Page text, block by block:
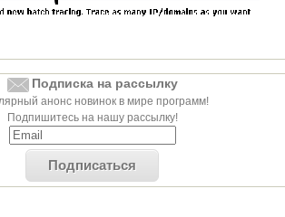
Подписка на рассылку
анонс новинок в мире программ!
Подпишитесь на нашу рассылку!
Подписаться